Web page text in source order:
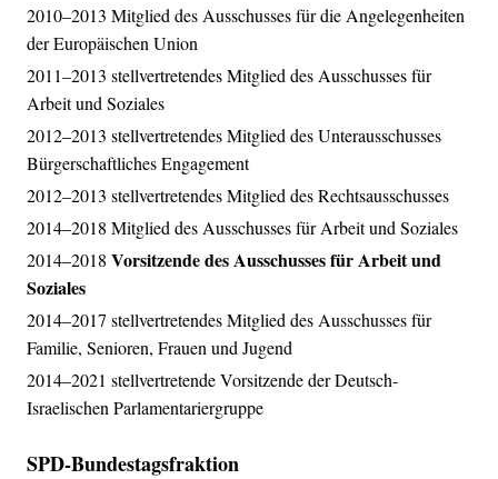
2010–2013 Mitglied des Ausschusses für die Angelegenheiten
der Europäischen Union
2011–2013 stellvertretendes Mitglied des Ausschusses für
Arbeit und Soziales
2012–2013 stellvertretendes Mitglied des Unterausschusses
Bürgerschaftliches Engagement
2012–2013 stellvertretendes Mitglied des Rechtsausschusses
2014–2018 Mitglied des Ausschusses für Arbeit und Soziales
2014–2018 Vorsitzende des Ausschusses für Arbeit und
Soziales
2014–2017 stellvertretendes Mitglied des Ausschusses für
Familie, Senioren, Frauen und Jugend
2014–2021 stellvertretende Vorsitzende der Deutsch-
Israelischen Parlamentariergruppe
SPD-Bundestagsfraktion